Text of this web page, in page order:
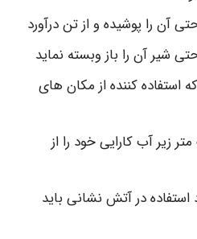
آن را پوشیده و از تن درآورد
شیر آن را باز وبسته نماید
کننده از مکان های
زیر آب کارایی خود را از
استفاده در آتش نشانی باید